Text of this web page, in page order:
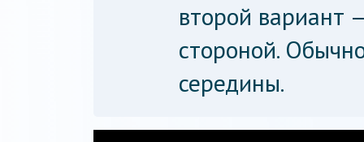
второй вариант
стороной.
середины.